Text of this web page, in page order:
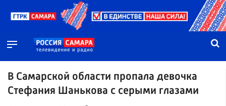
В Самарской области пропала девочка
Стефания Шанькова с серыми глазами